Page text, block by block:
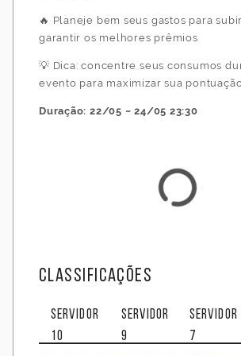
🔥 Planeje bem seus gastos para
garantir os melhores prêmios
💡 Dica: concentre seus consumos
evento para maximizar sua
Duração: 22/05 ~ 24/05 23:30
Classificações
Servidor
10
Servidor
9
Servidor
7